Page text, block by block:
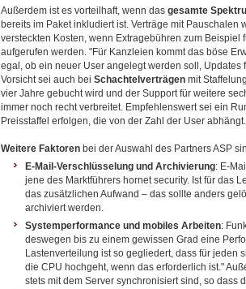
Außerdem ist es vorteilhaft, wenn das gesamte
bereits im Paket inkludiert ist. Verträge mit
versteckten Kosten, wenn Extragebühren zum
aufgerufen werden. "Für Kanzleien kommt das böse
egal, ob ein neuer User angelegt werden soll,
Vorsicht sei auch bei Schachtelverträgen mit
vier Jahre gebucht wird und der Support für weitere
immer noch recht verbreitet. Empfehlenswert sei ein
Preisstaffel erfolgen, die von der Zahl der User abhängt.
Weitere Faktorenbei der Auswahl des Partners ASP
E-Mail-Verschlüsselung und Archivierung: E-
jene des Marktführers hornet security. Ist für das
das zusätzlichen Aufwand – das sollte anders
archiviert werden.
Systemperformance und mobiles Arbeiten:
deswegen bis zu einem gewissen Grad eine
Lastenverteilung ist so gegliedert, dass für jeden
die CPU hochgeht, wenn das erforderlich ist."
stets mit dem Server synchronisiert sind, so dass